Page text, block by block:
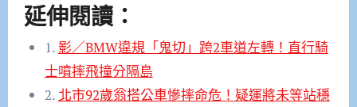
延伸閱讀：
1. 影／BMW違規「鬼切」跨2車道左轉！直行騎
士噴摔飛撞分隔島
2. 北市92歲翁搭公車慘摔命危！疑運將未等站穩